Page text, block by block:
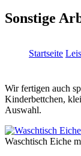
Sonstige
Startseite
Wir fertigen auch
Kinderbettchen,
Auswahl.
Waschtisch Eiche